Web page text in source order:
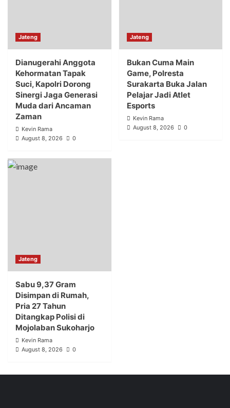
Jateng
Dianugerahi Anggota
Kehormatan Tapak
Suci, Kapolri Dorong
Sinergi Jaga Generasi
Muda dari Ancaman
Zaman
Kevin Rama
August 8, 2026
0
Jateng
Bukan Cuma Main
Game, Polresta
Surakarta Buka Jalan
Pelajar Jadi Atlet
Esports
Kevin Rama
August 8, 2026
0
Jateng
Sabu 9,37 Gram
Disimpan di Rumah,
Pria 27 Tahun
Ditangkap Polisi di
Mojolaban Sukoharjo
Kevin Rama
August 8, 2026
0